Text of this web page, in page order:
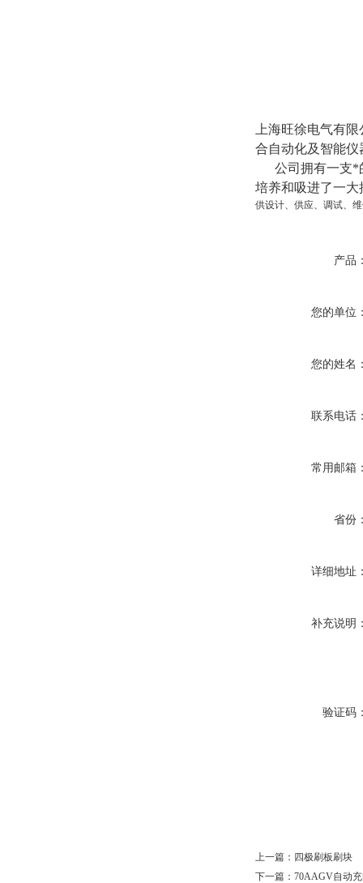
上海旺徐电气有限
合自动化及智能仪
公司拥有一支*
培养和吸进了一
供设计、供应、调试、
产品
您的单位
您的姓名
联系电话
常用邮箱
省份
详细地址
补充说明
验证码
上一篇： 四极刷板刷块
下一篇： 70AAGV自动